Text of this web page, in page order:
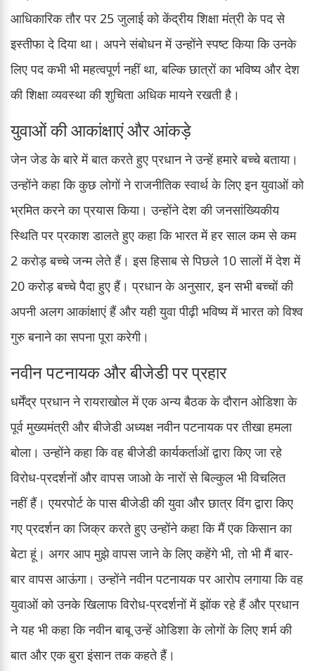
आधिकारिक तौर पर 25 जुलाई को केंद्रीय शिक्षा मंत्री के पद से
इस्तीफा दे दिया था। अपने संबोधन में उन्होंने स्पष्ट किया कि उनके
लिए पद कभी भी महत्वपूर्ण नहीं था, बल्कि छात्रों का भविष्य और देश
की शिक्षा व्यवस्था की शुचिता अधिक मायने रखती है।
युवाओं की आकांक्षाएं और आंकड़े
जेन जेड के बारे में बात करते हुए प्रधान ने उन्हें हमारे बच्चे बताया।
उन्होंने कहा कि कुछ लोगों ने राजनीतिक स्वार्थ के लिए इन युवाओं को
भ्रमित करने का प्रयास किया। उन्होंने देश की जनसांख्यिकीय
स्थिति पर प्रकाश डालते हुए कहा कि भारत में हर साल कम से कम
2 करोड़ बच्चे जन्म लेते हैं। इस हिसाब से पिछले 10 सालों में देश में
20 करोड़ बच्चे पैदा हुए हैं। प्रधान के अनुसार, इन सभी बच्चों की
अपनी अलग आकांक्षाएं हैं और यही युवा पीढ़ी भविष्य में भारत को विश्व
गुरु बनाने का सपना पूरा करेगी।
नवीन पटनायक और बीजेडी पर प्रहार
धर्मेंद्र प्रधान ने रायराखोल में एक अन्य बैठक के दौरान ओडिशा के
पूर्व मुख्यमंत्री और बीजेडी अध्यक्ष नवीन पटनायक पर तीखा हमला
बोला। उन्होंने कहा कि वह बीजेडी कार्यकर्ताओं द्वारा किए जा रहे
विरोध-प्रदर्शनों और वापस जाओ के नारों से बिल्कुल भी विचलित
नहीं हैं। एयरपोर्ट के पास बीजेडी की युवा और छात्र विंग द्वारा किए
गए प्रदर्शन का जिक्र करते हुए उन्होंने कहा कि मैं एक किसान का
बेटा हूं। अगर आप मुझे वापस जाने के लिए कहेंगे भी, तो भी मैं बार-
बार वापस आऊंगा। उन्होंने नवीन पटनायक पर आरोप लगाया कि वह
युवाओं को उनके खिलाफ विरोध-प्रदर्शनों में झोंक रहे हैं और प्रधान
ने यह भी कहा कि नवीन बाबू उन्हें ओडिशा के लोगों के लिए शर्म की
बात और एक बुरा इंसान तक कहते हैं।